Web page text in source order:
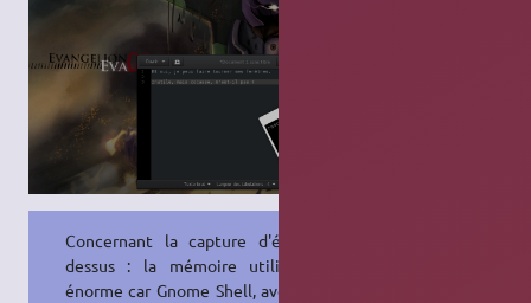
Concernant la capture d'écran ci-
dessus : la mémoire utilisée est
énorme car Gnome Shell, avec entre